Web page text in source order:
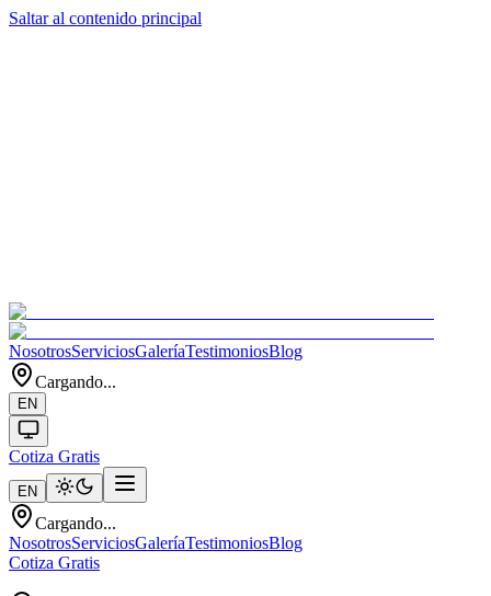
Saltar al contenido principal
NosotrosServiciosGaleríaTestimoniosBlog
Cargando...
EN
Cotiza Gratis
EN
Cargando...
NosotrosServiciosGaleríaTestimoniosBlog
Cotiza Gratis